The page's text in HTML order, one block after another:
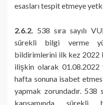
esasları tespit etmeye
2.6.2.
538 sıra sayılı
sürekli bilgi verme
bildirimlerini ilk kez 2022
ilişkin olarak 01.08.2022
hafta sonuna isabet
yapmak zorundadır. 538
kapsamında sürekli